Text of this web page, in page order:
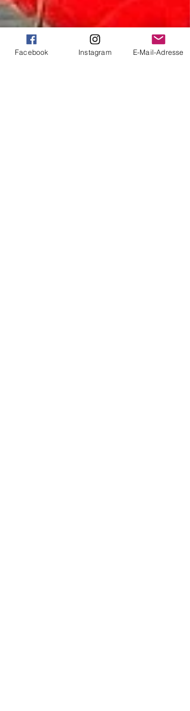
Facebook Instagram E-Mail-Adresse